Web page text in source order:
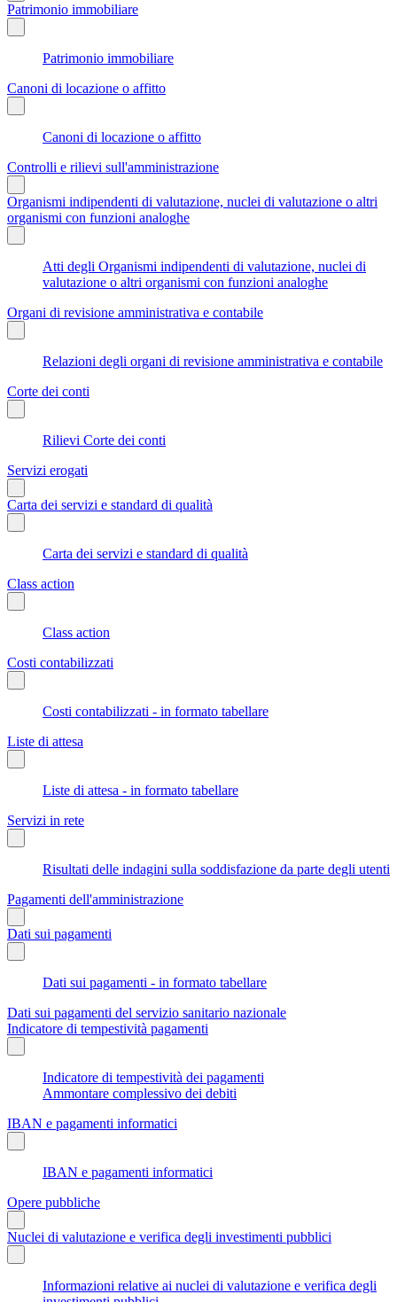
Patrimonio immobiliare
Patrimonio immobiliare
Canoni di locazione o affitto
Canoni di locazione o affitto
Controlli e rilievi sull'amministrazione
Organismi indipendenti di valutazione, nuclei di valutazione o altri
organismi con funzioni analoghe
Atti degli Organismi indipendenti di valutazione, nuclei di
valutazione o altri organismi con funzioni analoghe
Organi di revisione amministrativa e contabile
Relazioni degli organi di revisione amministrativa e contabile
Corte dei conti
Rilievi Corte dei conti
Servizi erogati
Carta dei servizi e standard di qualità
Carta dei servizi e standard di qualità
Class action
Class action
Costi contabilizzati
Costi contabilizzati - in formato tabellare
Liste di attesa
Liste di attesa - in formato tabellare
Servizi in rete
Risultati delle indagini sulla soddisfazione da parte degli utenti
Pagamenti dell'amministrazione
Dati sui pagamenti
Dati sui pagamenti - in formato tabellare
Dati sui pagamenti del servizio sanitario nazionale
Indicatore di tempestività pagamenti
Indicatore di tempestività dei pagamenti
Ammontare complessivo dei debiti
IBAN e pagamenti informatici
IBAN e pagamenti informatici
Opere pubbliche
Nuclei di valutazione e verifica degli investimenti pubblici
Informazioni relative ai nuclei di valutazione e verifica degli